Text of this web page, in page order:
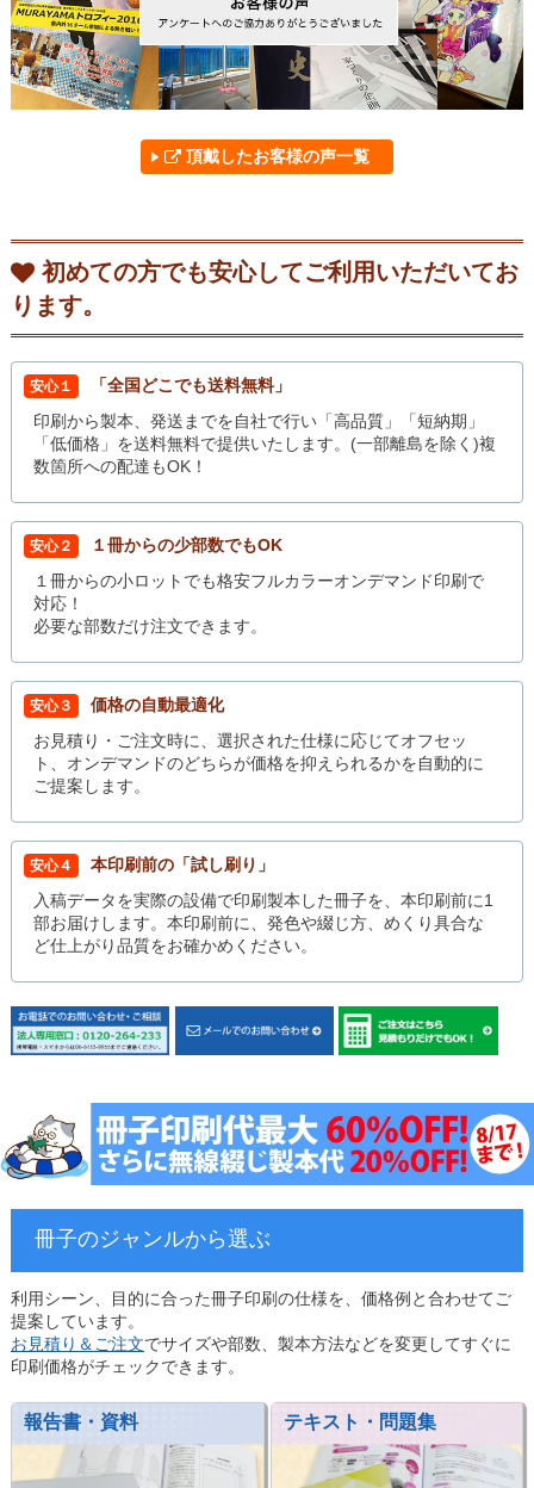
頂戴したお客様の声一覧
初めての方でも安心してご利用いただいてお
ります。
安心１
「全国どこでも送料無料」
印刷から製本、発送までを自社で行い「高品質」「短納期」
「低価格」を送料無料で提供いたします。(一部離島を除く)複
数箇所への配達もOK！
安心２
１冊からの少部数でもOK
１冊からの小ロットでも格安フルカラーオンデマンド印刷で
対応！
必要な部数だけ注文できます。
安心３
価格の自動最適化
お見積り・ご注文時に、選択された仕様に応じてオフセッ
ト、オンデマンドのどちらが価格を抑えられるかを自動的に
ご提案します。
安心４
本印刷前の「試し刷り」
入稿データを実際の設備で印刷製本した冊子を、本印刷前に1
部お届けします。本印刷前に、発色や綴じ方、めくり具合な
ど仕上がり品質をお確かめください。
冊子のジャンルから選ぶ
利用シーン、目的に合った冊子印刷の仕様を、価格例と合わせてご
提案しています。
お見積り＆ご注文でサイズや部数、製本方法などを変更してすぐに
印刷価格がチェックできます。
報告書・資料 テキスト・問題集